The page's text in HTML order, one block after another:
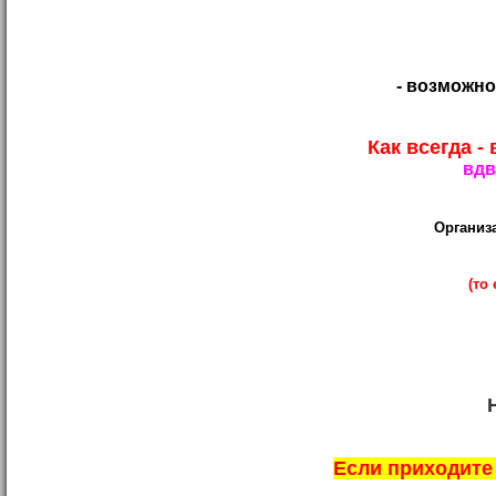
-
Как всегда
(то
Если